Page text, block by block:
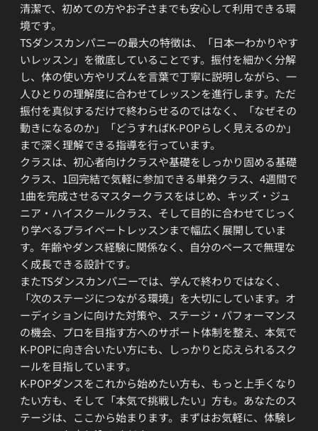
清潔で、初めての方やお子さまでも安心して利用できる環
境です。
TSダンスカンパニーの最大の特徴は、「日本一わかりやす
いレッスン」を徹底していることです。振付を細かく分解
し、体の使い方やリズムを言葉で丁寧に説明しながら、一
人ひとりの理解度に合わせてレッスンを進行します。ただ
振付を真似するだけで終わらせるのではなく、「なぜその
動きになるのか」「どうすればK-POPらしく見えるのか」
まで深く理解できる指導を行っています。
クラスは、初心者向けクラスや基礎をしっかり固める基礎
クラス、1回完結で気軽に参加できる単発クラス、4週間で
1曲を完成させるマスタークラスをはじめ、キッズ・ジュ
ニア・ハイスクールクラス、そして目的に合わせてじっく
り学べるプライベートレッスンまで幅広く展開していま
す。年齢やダンス経験に関係なく、自分のペースで無理な
く成長できる設計です。
またTSダンスカンパニーでは、学んで終わりではなく、
「次のステージにつながる環境」を大切にしています。オ
ーディションに向けた対策や、ステージ・パフォーマンス
の機会、プロを目指す方へのサポート体制を整え、本気で
K-POPに向き合いたい方にも、しっかりと応えられるスク
ールを目指しています。
K-POPダンスをこれから始めたい方も、もっと上手くなり
たい方も、そして「本気で挑戦したい」方も。あなたのス
テージは、ここから始まります。まずはお気軽に、体験レ